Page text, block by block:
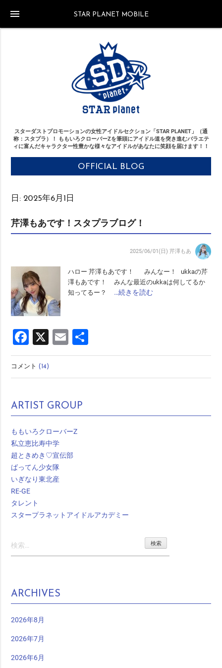
STAR PLANET MOBILE
menu
スターダストプロモーションの女性アイドルセクション「STAR PLANET」（通
称：スタプラ）！
ももいろクローバーZを筆頭にアイドル道を突き進むバラエテ
ィに富んだキャラクター性豊かな様々なアイドルがあなたに笑顔を届けます！！
OFFICIAL BLOG
日: 2025年6月1日
芹澤もあです！スタプラブログ！
2025/06/01(日) 芹澤もあ
ハロー 芹澤もあです！ みんなー！ ukkaの芹
澤もあです！ みんな最近のukkaは何してるか
知ってるー？ …続きを読む
Facebook
X Email
有
コメント(14)
ARTIST GROUP
ももいろクローバーZ
私立恵比寿中学
超ときめき♡宣伝部
ばってん少女隊
いぎなり東北産
RE-GE
タレント
スタープラネットアイドルアカデミー
索:
ARCHIVES
2026年8月
2026年7月
2026年6月